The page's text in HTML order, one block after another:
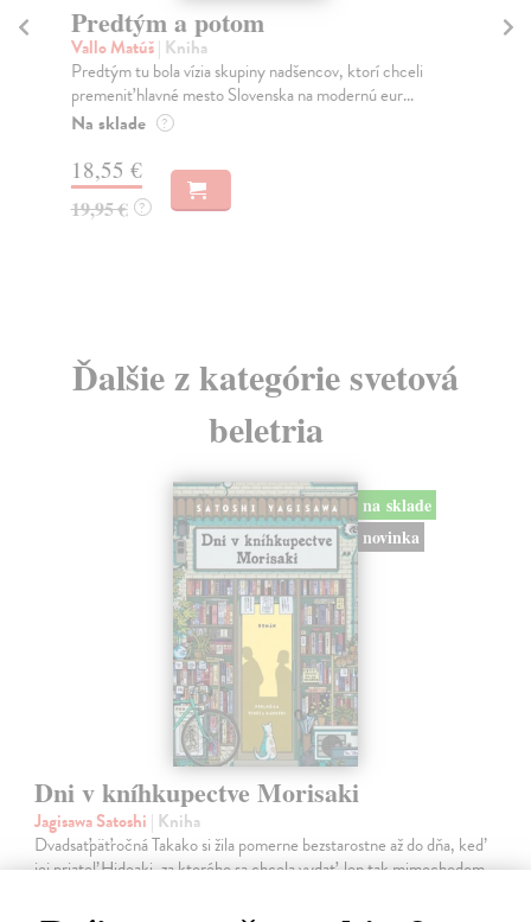
Město a jeho nejisté zdi
Murakami Haruki
Ty jsi to byla, kdo mi vyprávěl o tom městě. Město a
jeho nejisté zdi – dlouho očekávaný román Haru...
Na sklade
31,21 €
32,85 € ?
Ďalšie z kategórie svetová
beletria
na sklade
novinka
Dni v kníhkupectve Morisaki
Jagisawa Satoshi | Kniha
Dvadsaťpäťročná Takako si žila pomerne bezstarostne až do dňa, keď
jej priateľ Hideaki, za ktorého sa chcela vydať, len tak mimochodom